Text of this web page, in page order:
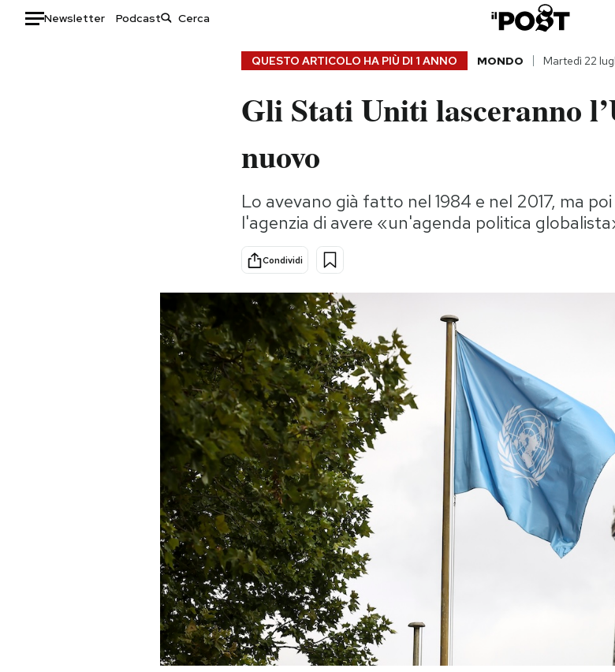
Newsletter Podcast
Storie/Idee
Ok Boomer!
Altrecose
Mondiali calcio 2026
QUESTO ARTICOLO HA PIÙ DI 1 ANNO MONDO Martedì 22
Gli Stati Uniti lasceranno
nuovo
Lo avevano già fatto nel 1984 e nel 2017, ma
l'agenzia di avere «un'agenda politica
Condividi